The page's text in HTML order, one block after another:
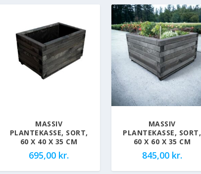
MASSIV
PLANTEKASSE, SORT,
60 X 40 X 35 CM
695,00 kr.
MASSIV
PLANTEKASSE, SORT,
60 X 60 X 35 CM
845,00 kr.